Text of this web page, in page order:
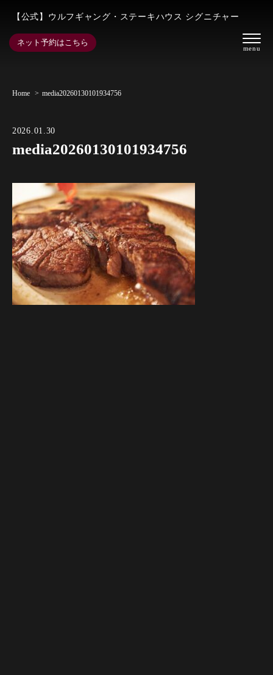
【公式】ウルフギャング・ステーキハウス シグニチャー
ネット予約はこちら
Home media20260130101934756
2026.01.30
media20260130101934756